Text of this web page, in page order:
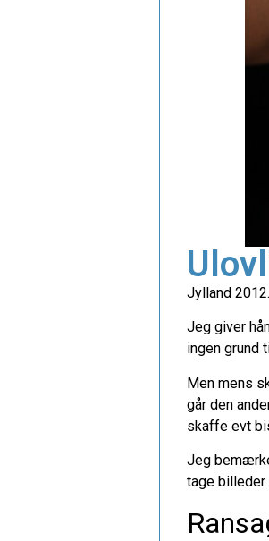
Jylland
Jeg giver
ingen grund
Men mens
går den
skaffe evt
Jeg
tage billeder